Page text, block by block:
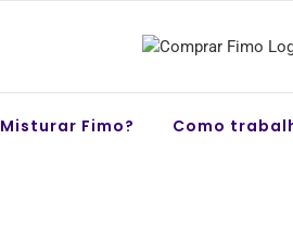
Misturar Fimo? Como